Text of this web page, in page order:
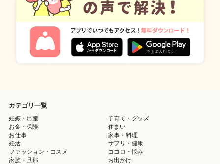
カテゴリ一覧
妊娠・出産
子育て・グッズ
お金・保険
住まい
お仕事
家事・料理
妊活
サプリ・健康
ファッション・コスメ
ココロ・悩み
家族・旦那
お出かけ